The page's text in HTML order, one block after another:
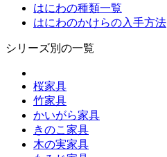
はにわの種類一覧
はにわのかけらの入手方法
シリーズ別の一覧
桜家具
竹家具
かいがら家具
きのこ家具
木の実家具